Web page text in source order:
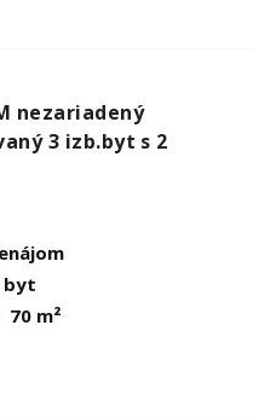
nezariadený
3 izb.byt s 2
byt
70 m²